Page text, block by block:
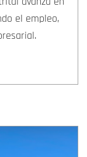
el empleo,